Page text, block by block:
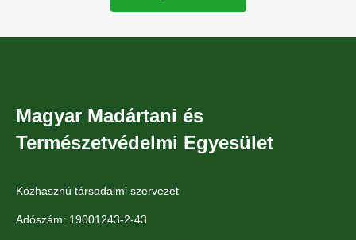
Magyar Madártani és
Természetvédelmi Egyesület
Közhasznú társadalmi szervezet
Adószám: 19001243-2-43